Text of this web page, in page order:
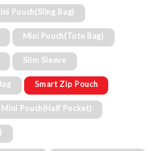
Pouch(Sling Bag)
Mini Pouch(Tote Bag)
Slim Sleeve
Smart Zip Pouch
Mini Pouch(Half Pocket)